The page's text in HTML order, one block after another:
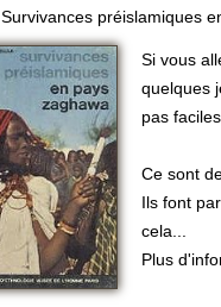
Survivances préislamiques
Si vous
quelques
pas
Ce sont
Ils font
cela...
Plus